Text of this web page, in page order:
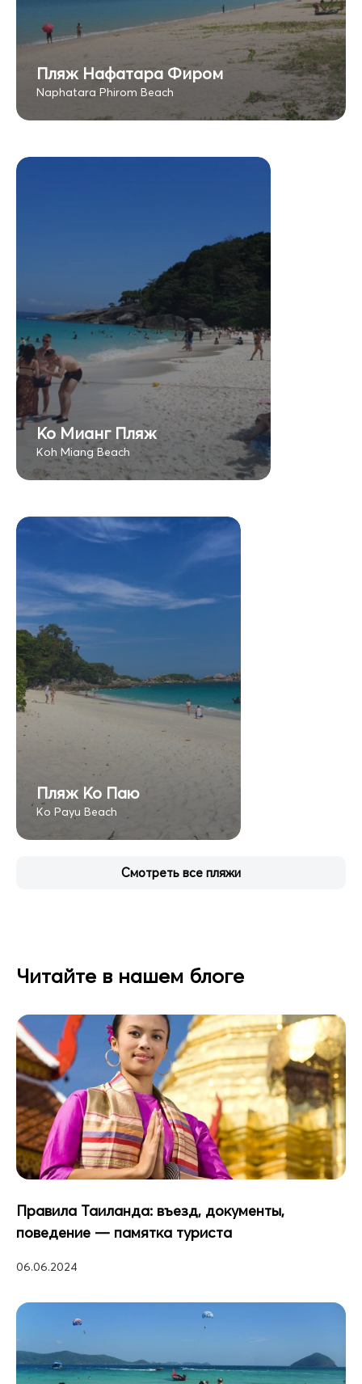
Пляж Нафатара Фиром
Naphatara Phirom Beach
Ко Мианг Пляж
Koh Miang Beach
Пляж Ко Паю
Ko Payu Beach
Смотреть все пляжи
Читайте в нашем блоге
Правила Таиланда: въезд, документы,
поведение — памятка туриста
06.06.2024